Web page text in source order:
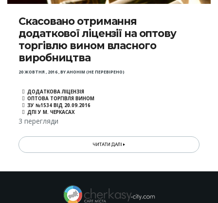
Скасовано отримання
додаткової ліцензії на оптову
торгівлю вином власного
виробництва
20 ЖОВТНЯ , 2016,BYАНОНІМ (НЕ ПЕРЕВІРЕНО)
ДОДАТКОВА ЛІЦЕНЗІЯ
ОПТОВА ТОРГІВЛЯ ВИНОМ
ЗУ №1534 ВІД 20.09.2016
ДПІ У М. ЧЕРКАСАХ
3 перегляди
ЧИТАТИ ДАЛІ